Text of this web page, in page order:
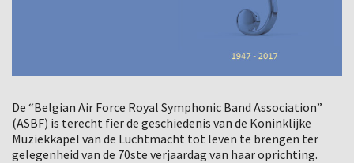
De “Belgian Air Force Royal Symphonic Band Association”
(ASBF) is terecht fier de geschiedenis van de Koninklijke
Muziekkapel van de Luchtmacht tot leven te brengen ter
gelegenheid van de 70ste verjaardag van haar oprichting.